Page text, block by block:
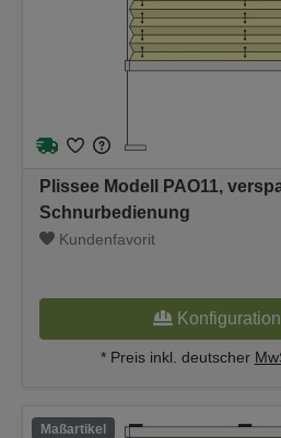
Plissee Modell PAO11,
Schnurbedienung
Kundenfavorit
* Preis inkl. deutscher
Maßartikel